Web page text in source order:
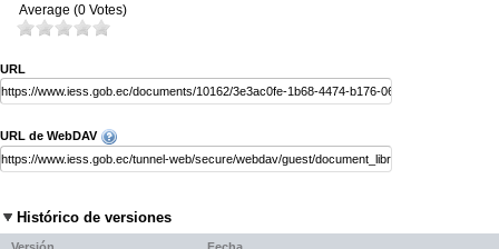
Average (0 Votes)
URL
URL de WebDAV
Histórico de versiones